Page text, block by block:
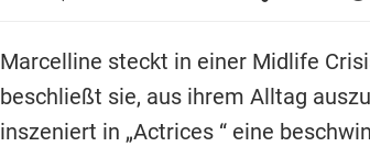
Marcelline steckt in einer Midlife
beschließt sie, aus ihrem Alltag
inszeniert in „Actrices “ eine